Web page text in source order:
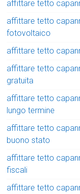
affittare tetto
affittare tetto
fotovoltaico
affittare tetto
affittare tetto
gratuita
affittare tetto
lungo termine
affittare tetto
buono stato
affittare tetto
fiscali
affittare tetto